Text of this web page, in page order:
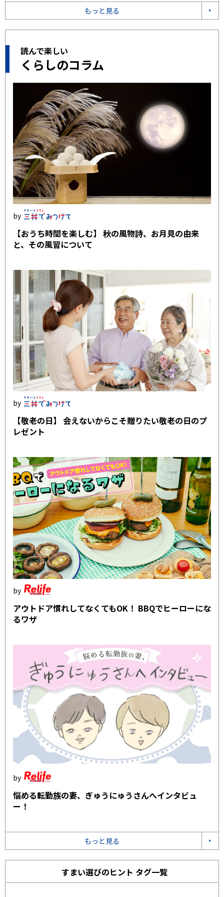
もっと見る
読んで楽しい
くらしのコラム
【おうち時間を楽しむ】 秋の風物詩、お月見の由来
と、その風習について
【敬老の日】 会えないからこそ贈りたい敬老の日のプ
レゼント
アウトドア慣れしてなくてもOK！ BBQでヒーローにな
るワザ
悩める転勤族の妻、ぎゅうにゅうさんへインタビュ
ー！
もっと見る
すまい選びのヒント タグ一覧